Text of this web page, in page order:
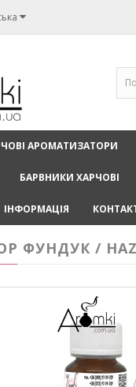
АРОМАТИЗАТОРИ
БАРВНИКИ ХАРЧОВІ
ІНФОРМАЦІЯ
ФУНДУК /